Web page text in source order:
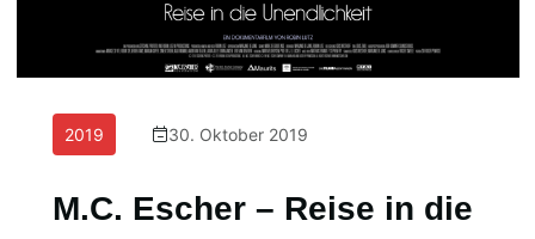
2019 30. Oktober 2019
M.C. Escher – Reise in die